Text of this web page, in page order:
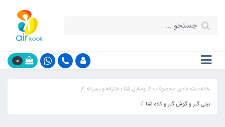
0
خانهدسته بندی محصولات
وسایل شنا دخترانه و پسرانه
بینی گیر و گوش گیر و کلاه شنا